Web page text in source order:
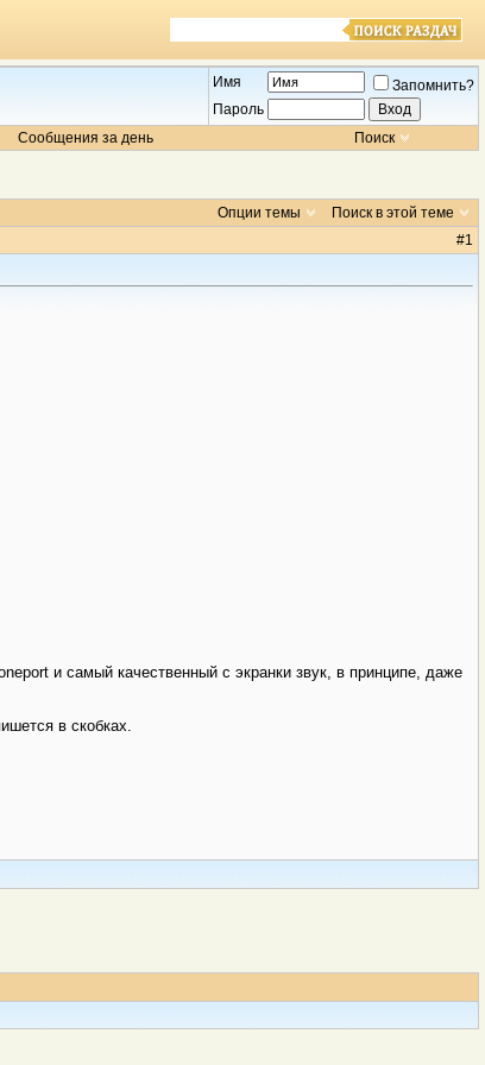
Имя
Запомнить?
Пароль
Сообщения за день Поиск
Опции темы
Поиск в этой теме
#1
и самый качественный с экранки звук, в принципе, даже
в скобках.